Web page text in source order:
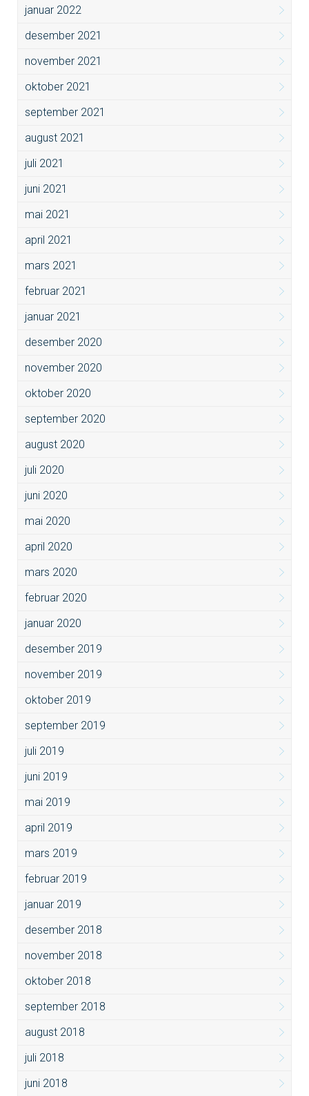
januar 2022
desember 2021
november 2021
oktober 2021
september 2021
august 2021
juli 2021
juni 2021
mai 2021
april 2021
mars 2021
februar 2021
januar 2021
desember 2020
november 2020
oktober 2020
september 2020
august 2020
juli 2020
juni 2020
mai 2020
april 2020
mars 2020
februar 2020
januar 2020
desember 2019
november 2019
oktober 2019
september 2019
juli 2019
juni 2019
mai 2019
april 2019
mars 2019
februar 2019
januar 2019
desember 2018
november 2018
oktober 2018
september 2018
august 2018
juli 2018
juni 2018